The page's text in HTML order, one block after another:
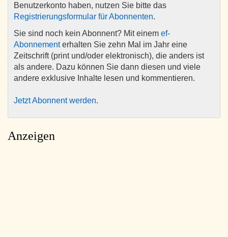
Benutzerkonto haben, nutzen Sie bitte das
Registrierungsformular für Abonnenten.
Sie sind noch kein Abonnent? Mit einem ef-
Abonnementerhalten Sie zehn Mal im Jahr eine
Zeitschrift (print und/oder elektronisch), die anders ist
als andere. Dazu können Sie dann diesen und viele
andere exklusive Inhalte lesen und kommentieren.
Jetzt Abonnent werden.
Anzeigen